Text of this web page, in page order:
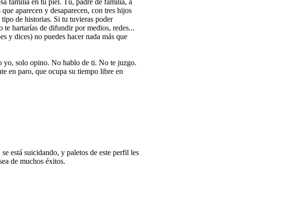
aparecen y desaparecen, con tres hijos
de historias. Si tu tuvieras poder
hartarías de difundir por medios, redes...
y dices) no puedes hacer nada más que
yo, solo opino. No hablo de ti. No te juzgo.
en paro, que ocupa su tiempo libre en
está suicidando, y paletos de este perfil les
de muchos éxitos.